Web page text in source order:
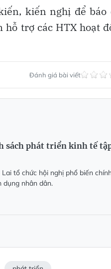
kiến nghị để báo
trợ các HTX hoạt
Đánh giá bài viết
sách phát triển kinh tế
tổ chức hội nghị phổ biến
dụng nhân dân.